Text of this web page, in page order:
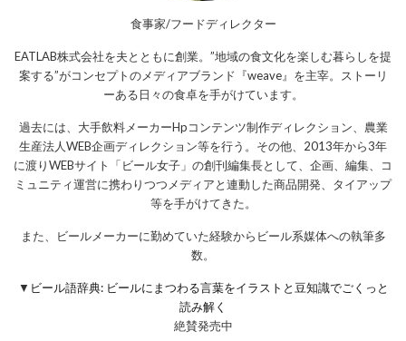
食事家/フードディレクター
EATLAB株式会社を夫とともに創業。”地域の食文化を楽しむ暮らしを提
案する”がコンセプトのメディアブランド『weave』を主宰。ストーリ
ーある日々の食卓を手がけています。
過去には、大手飲料メーカーHpコンテンツ制作ディレクション、農業
生産法人WEB企画ディレクション等を行う。その他、2013年から3年
に渡りWEBサイト「ビール女子」の創刊編集長として、企画、編集、コ
ミュニティ運営に携わりつつメディアと連動した商品開発、タイアップ
等を手がけてきた。
また、ビールメーカーに勤めていた経験からビール系媒体への執筆多
数。
▼ ビール語辞典: ビールにまつわる言葉をイラストと豆知識でごくっと
読み解く
絶賛発売中